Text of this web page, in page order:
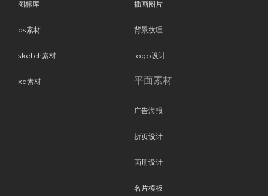
图标库
ps素材
sketch素材
xd素材
插画图片
背景纹理
logo设计
平面素材
广告海报
折页设计
画册设计
名片模板